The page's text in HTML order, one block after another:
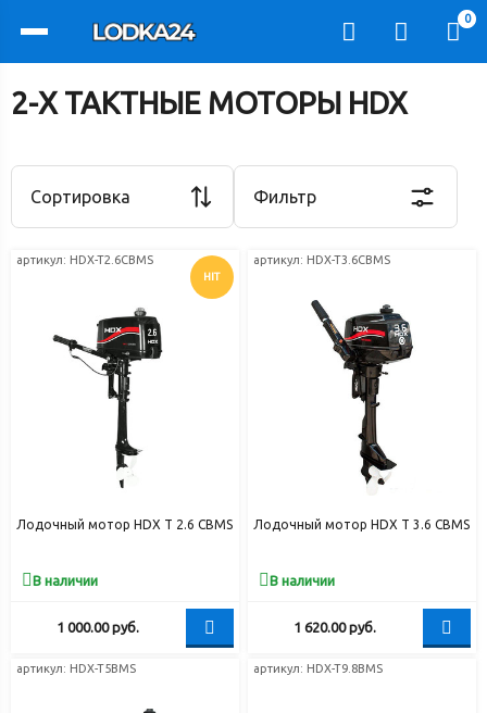
0
2-Х ТАКТНЫЕ МОТОРЫ HDX
Сортировка Фильтр
артикул: HDX-T2.6CBMS
HIT
Лодочный мотор HDX T 2.6 CBMS
В наличии
1 000.00руб.
артикул: HDX-T3.6СBMS
Лодочный мотор HDX T 3.6 СBMS
В наличии
1 620.00руб.
артикул: HDX-T5BMS артикул: HDX-T9.8BMS